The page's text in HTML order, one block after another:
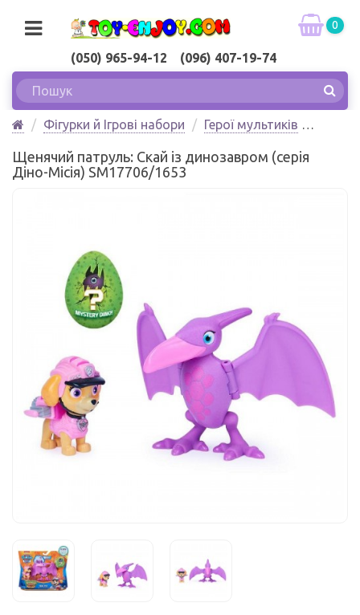
(050) 965-94-12 (096) 407-19-74
0
Фігурки й Ігрові набори
Герої мультиків
Місія) Spin Master
Щенячий патруль: Скай із динозавром (серія
Діно-Місія) SM17706/1653